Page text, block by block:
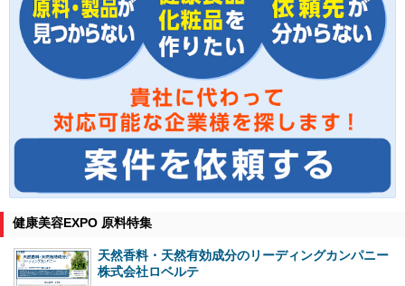
健康美容EXPO 原料特集
天然香料・天然有効成分のリーディングカンパニー
株式会社ロベルテ